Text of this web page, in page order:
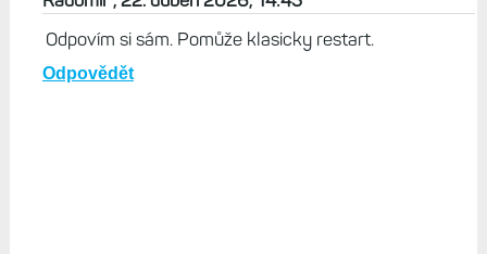
Odpovím si sám. Pomůže klasicky restart.
Odpovědět